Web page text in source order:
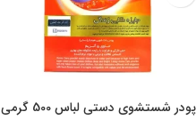
پودر شستشوی دستی لباس 500 گرمی